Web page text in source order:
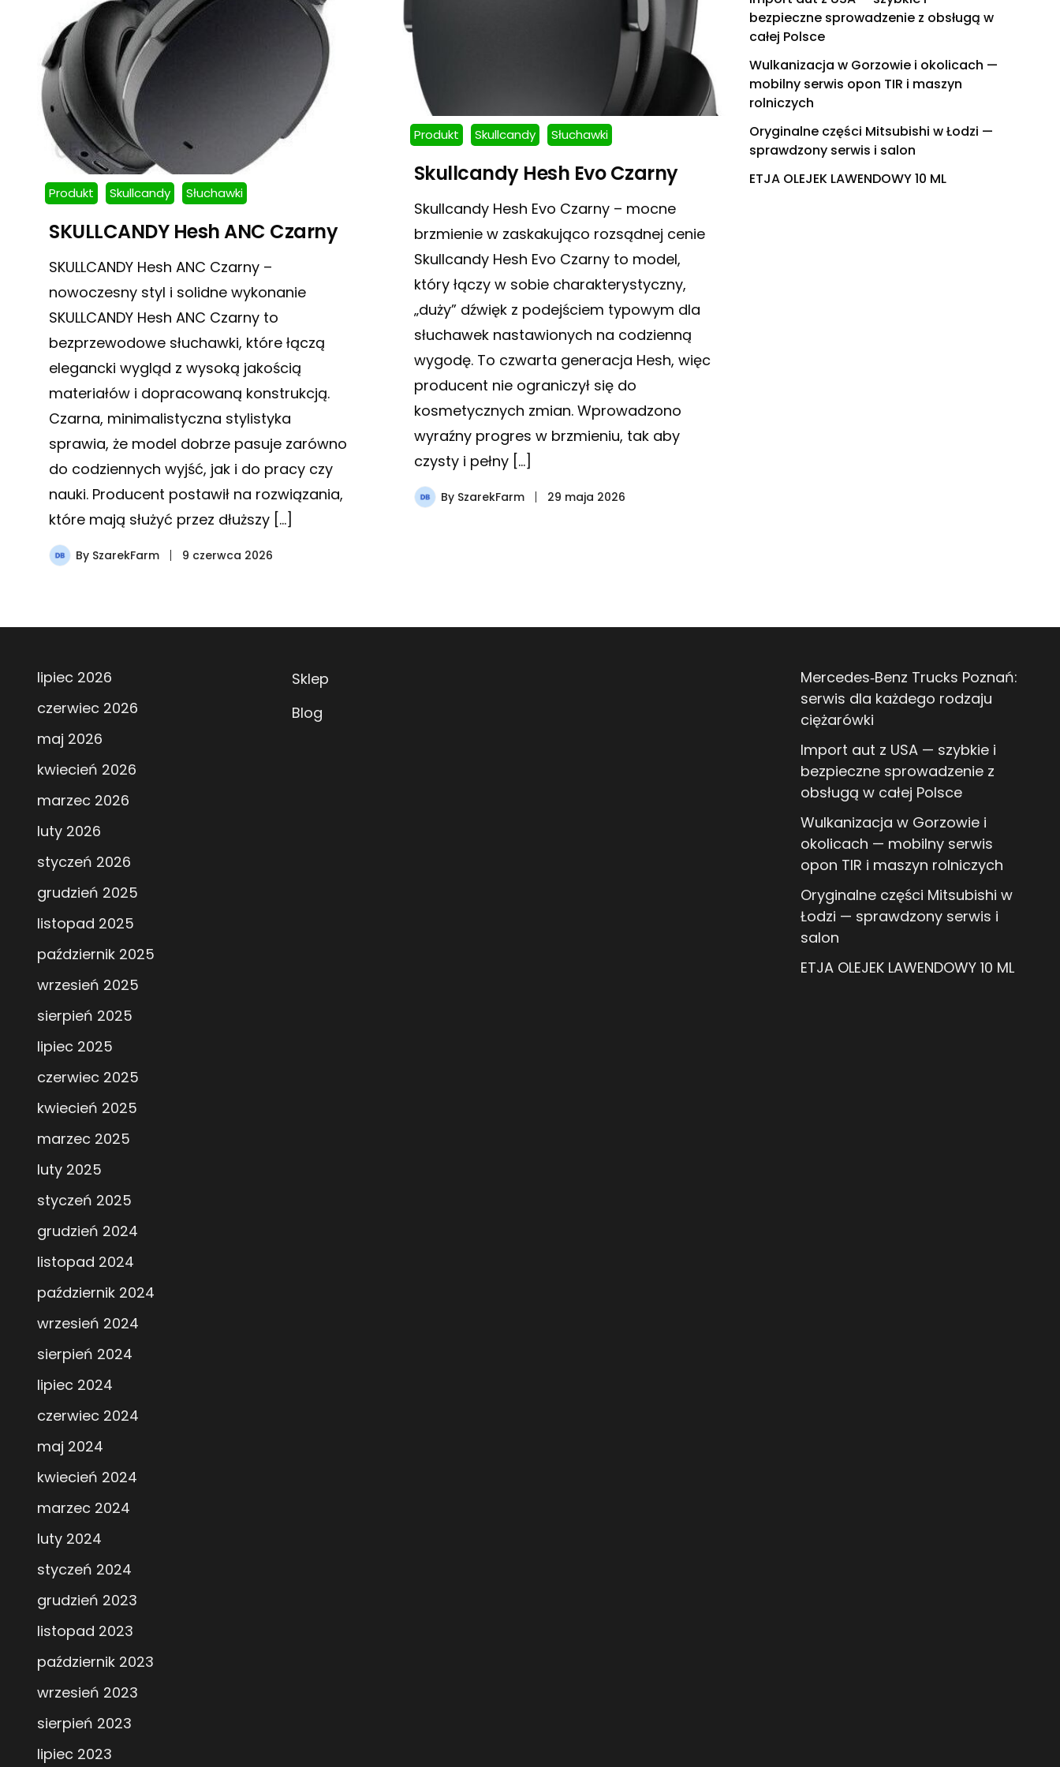
Produkt Skullcandy Słuchawki
SKULLCANDY Hesh ANC Czarny
SKULLCANDY Hesh ANC Czarny –
nowoczesny styl i solidne wykonanie
SKULLCANDY Hesh ANC Czarny to
bezprzewodowe słuchawki, które łączą
elegancki wygląd z wysoką jakością
materiałów i dopracowaną konstrukcją.
Czarna, minimalistyczna stylistyka
sprawia, że model dobrze pasuje zarówno
do codziennych wyjść, jak i do pracy czy
nauki. Producent postawił na rozwiązania,
które mają służyć przez dłuższy […]
By SzarekFarm 9 czerwca 2026
Produkt Skullcandy Słuchawki
Skullcandy Hesh Evo Czarny
Skullcandy Hesh Evo Czarny – mocne
brzmienie w zaskakująco rozsądnej cenie
Skullcandy Hesh Evo Czarny to model,
który łączy w sobie charakterystyczny,
„duży” dźwięk z podejściem typowym dla
słuchawek nastawionych na codzienną
wygodę. To czwarta generacja Hesh, więc
producent nie ograniczył się do
kosmetycznych zmian. Wprowadzono
wyraźny progres w brzmieniu, tak aby
czysty i pełny […]
By SzarekFarm 29 maja 2026
bezpieczne sprowadzenie z obsługą w
całej Polsce
Wulkanizacja w Gorzowie i okolicach —
mobilny serwis opon TIR i maszyn
rolniczych
Oryginalne części Mitsubishi w Łodzi —
sprawdzony serwis i salon
ETJA OLEJEK LAWENDOWY 10 ML
lipiec 2026
czerwiec 2026
maj 2026
kwiecień 2026
marzec 2026
luty 2026
styczeń 2026
grudzień 2025
listopad 2025
październik 2025
wrzesień 2025
sierpień 2025
lipiec 2025
czerwiec 2025
kwiecień 2025
marzec 2025
luty 2025
styczeń 2025
grudzień 2024
listopad 2024
październik 2024
wrzesień 2024
sierpień 2024
lipiec 2024
czerwiec 2024
maj 2024
kwiecień 2024
marzec 2024
luty 2024
styczeń 2024
grudzień 2023
listopad 2023
październik 2023
wrzesień 2023
sierpień 2023
lipiec 2023
Sklep
Blog
Mercedes‑Benz Trucks Poznań:
serwis dla każdego rodzaju
ciężarówki
Import aut z USA — szybkie i
bezpieczne sprowadzenie z
obsługą w całej Polsce
Wulkanizacja w Gorzowie i
okolicach — mobilny serwis
opon TIR i maszyn rolniczych
Oryginalne części Mitsubishi w
Łodzi — sprawdzony serwis i
salon
ETJA OLEJEK LAWENDOWY 10 ML